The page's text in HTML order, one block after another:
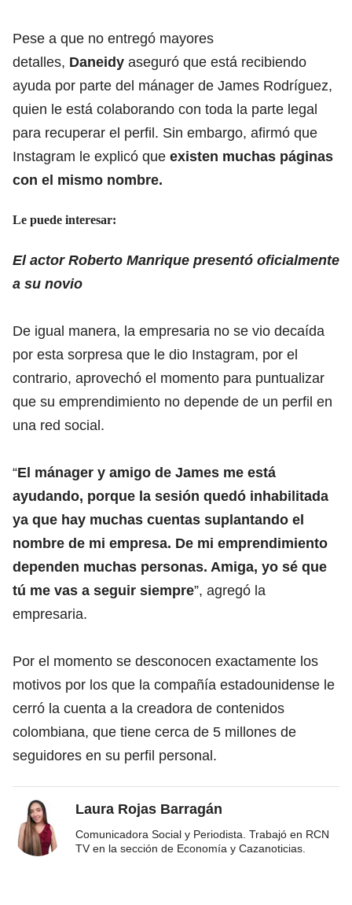
Pese a que no entregó mayores
detalles, Daneidy aseguró que está recibiendo
ayuda por parte del mánager de James Rodríguez,
quien le está colaborando con toda la parte legal
para recuperar el perfil. Sin embargo, afirmó que
Instagram le explicó que existen muchas páginas
con el mismo nombre.
Le puede interesar:
El actor Roberto Manrique presentó oficialmente
a su novio
De igual manera, la empresaria no se vio decaída
por esta sorpresa que le dio Instagram, por el
contrario, aprovechó el momento para puntualizar
que su emprendimiento no depende de un perfil en
una red social.
“El mánager y amigo de James me está
ayudando, porque la sesión quedó inhabilitada
ya que hay muchas cuentas suplantando el
nombre de mi empresa. De mi emprendimiento
dependen muchas personas. Amiga, yo sé que
tú me vas a seguir siempre”, agregó la
empresaria.
Por el momento se desconocen exactamente los
motivos por los que la compañía estadounidense le
cerró la cuenta a la creadora de contenidos
colombiana, que tiene cerca de 5 millones de
seguidores en su perfil personal.
Laura Rojas Barragán
Comunicadora Social y Periodista. Trabajó en RCN
TV en la sección de Economía y Cazanoticias.